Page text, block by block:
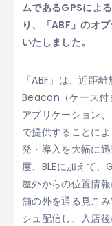
ムであるGPSによ
り、「ABF」のオ
いたしました。
「ABF」は、近距
Beacon（ケース付
アプリケーション
で提供することに
発・導入を大幅に
度、BLEに加えて、
屋外からの位置情
舗の外を通る見こ
シュ配信し、入店